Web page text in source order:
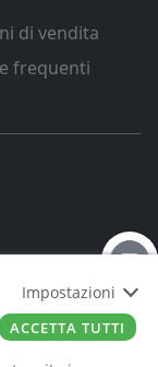
di vendita
frequenti
Impostazioni
ACCETTA TUTTI